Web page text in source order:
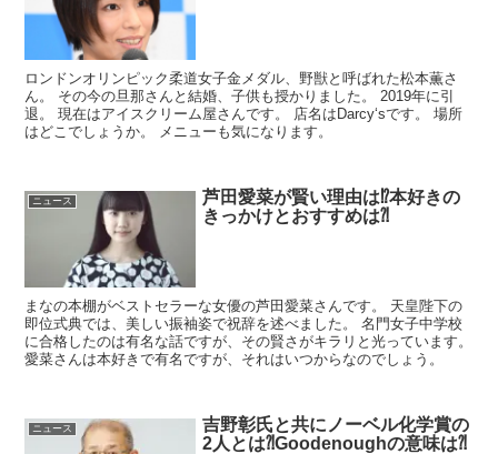
ロンドンオリンピック柔道女子金メダル、野獣と呼ばれた松本薫さ
ん。 その今の旦那さんと結婚、子供も授かりました。 2019年に引
退。 現在はアイスクリーム屋さんです。 店名はDarcy‘sです。 場所
はどこでしょうか。 メニューも気になります。
ニュース
芦田愛菜が賢い理由は⁉︎本好きの
きっかけとおすすめは⁈
まなの本棚がベストセラーな女優の芦田愛菜さんです。 天皇陛下の
即位式典では、美しい振袖姿で祝辞を述べました。 名門女子中学校
に合格したのは有名な話ですが、その賢さがキラリと光っています。
愛菜さんは本好きで有名ですが、それはいつからなのでしょう。
ニュース
吉野彰氏と共にノーベル化学賞の
2人とは⁈Goodenoughの意味は⁈